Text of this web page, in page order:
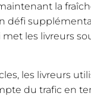
la
les livreurs
les livreurs
du trafic en